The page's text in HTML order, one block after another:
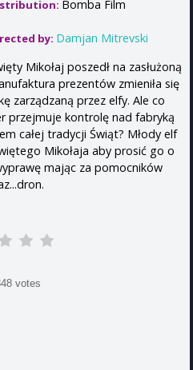
Bomba Film
by: Damjan Mitrevski
Mikołaj poszedł na zasłużoną
prezentów zmieniła się
zarządzaną przez elfy. Ale co
przejmuje kontrolę nad fabryką
całej tradycji Świąt? Młody elf
Mikołaja aby prosić go o
mając za pomocników
votes